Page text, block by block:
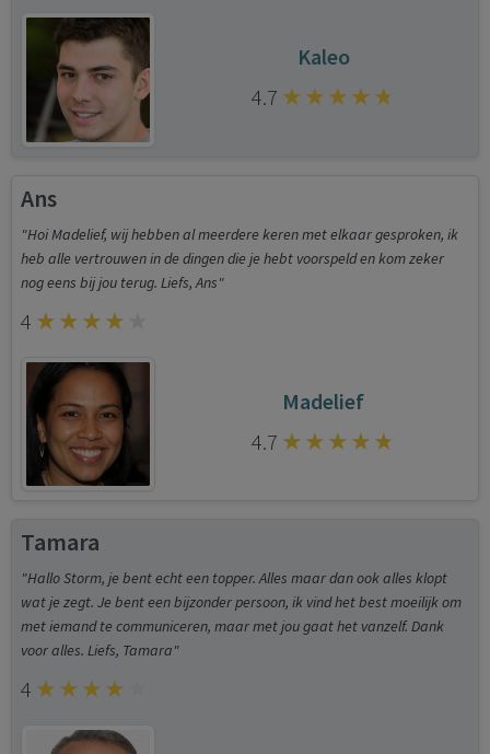
Kaleo
4.7
Ans
"Hoi Madelief, wij hebben al meerdere keren met elkaar gesproken, ik
heb alle vertrouwen in de dingen die je hebt voorspeld en kom zeker
nog eens bij jou terug. Liefs, Ans"
4
Madelief
4.7
Tamara
"Hallo Storm, je bent echt een topper. Alles maar dan ook alles klopt
wat je zegt. Je bent een bijzonder persoon, ik vind het best moeilijk om
met iemand te communiceren, maar met jou gaat het vanzelf. Dank
voor alles. Liefs, Tamara"
4